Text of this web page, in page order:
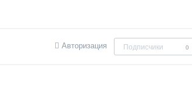
Авторизация Подписчики 0